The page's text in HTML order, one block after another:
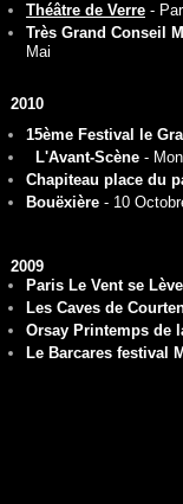
Théâtre de Verre -
Très Grand Conseil
Mai
2010
15ème Festival le
L'Avant-Scène -
Chapiteau place du
Bouëxière - 10
2009
Paris Le Vent se
Les Caves de
Orsay Printemps de
Le Barcares festival